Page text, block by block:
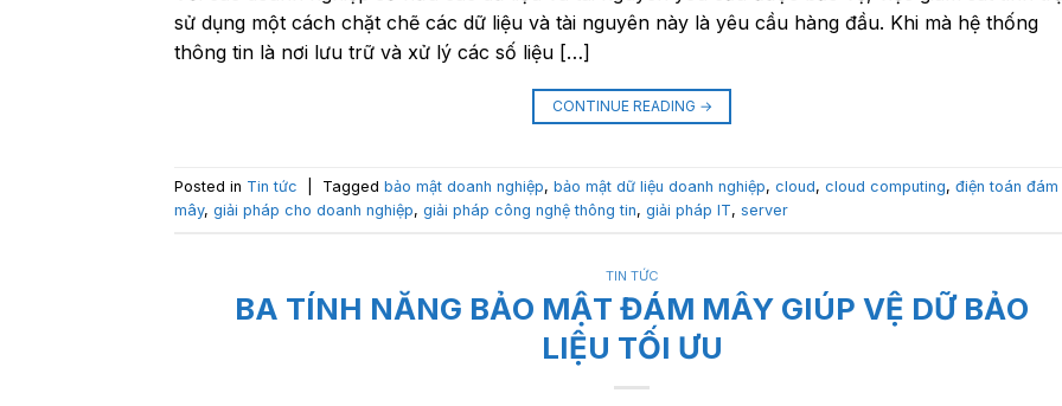
sử dụng một cách chặt chẽ các dữ liệu và tài nguyên này là yêu cầu hàng đầu. Khi mà hệ thống
thông tin là nơi lưu trữ và xử lý các số liệu […]
CONTINUE READING →
Posted in Tin tức Tagged bảo mật doanh nghiệp, bảo mật dữ liệu doanh nghiệp, cloud, cloud computing, điện toán đám
mây, giải pháp cho doanh nghiệp, giải pháp công nghệ thông tin, giải pháp IT, server
TIN TỨC
BA TÍNH NĂNG BẢO MẬT ĐÁM MÂY GIÚP VỆ DỮ BẢO
LIỆU TỐI ƯU